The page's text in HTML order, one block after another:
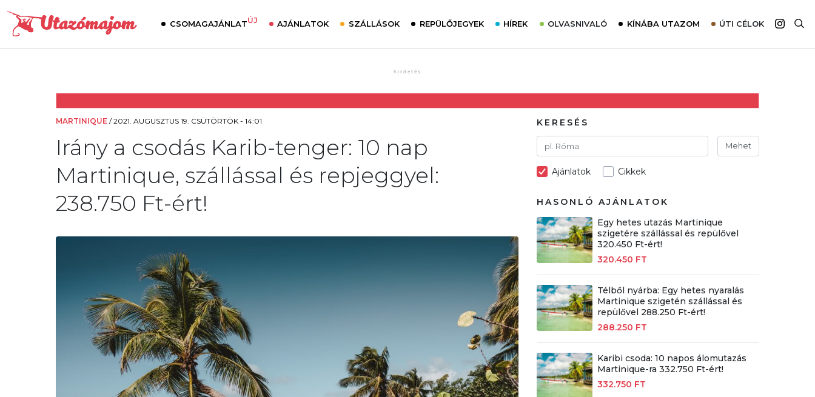
CSOMAGAJÁNLATÚJ AJÁNLATOK SZÁLLÁSOK REPÜLŐJEGYEK HÍREK OLVASNIVALÓ
Utazómajom – CitySIM kártya a világutazóknak
Élménybeszámolók
Szállodalátogatás
Sajtómegjelenések
KÍNÁBA UTAZOM ÚTI CÉLOK
Afrika
MARTINIQUE /2021. AUGUSZTUS 19. CSÜTÖRTÖK - 14:01
Irány a csodás Karib-tenger: 10 nap
Martinique, szállással és repjeggyel:
238.750 Ft-ért!
KERESÉS
Mehet
Ajánlatok Cikkek
HASONLÓ AJÁNLATOK
Egy hetes utazás Martinique
szigetére szállással és repülővel
320.450 Ft-ért!
320.450 FT
Télből nyárba: Egy hetes nyaralás
Martinique szigetén szállással és
repülővel 288.250 Ft-ért!
288.250 FT
Karibi csoda: 10 napos álomutazás
Martinique-ra 332.750 Ft-ért!
332.750 FT